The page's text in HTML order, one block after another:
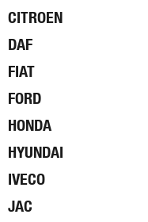
CITROEN
DAF
FIAT
FORD
HONDA
HYUNDAI
IVECO
JAC